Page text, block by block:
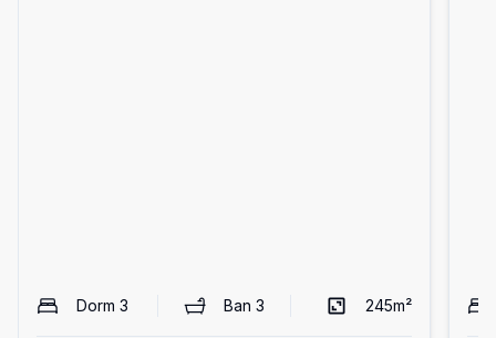
Dorm 3 Ban3 245m²